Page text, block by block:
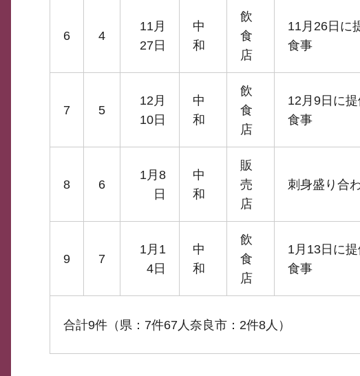
6 4
11月
27日
中
和
飲
食
店
11月26日に
食事
7 5
12月
10日
中
和
飲
食
店
12月9日に
食事
8 6
1月8
日
中
和
販
売
店
刺身盛り合
9 7
1月1
4日
中
和
飲
食
店
1月13日に
食事
合計9件（県：7件67人奈良市：2件8人）